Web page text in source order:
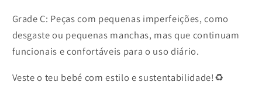
Grade C: Peças com pequenas imperfeições, como
desgaste ou pequenas manchas, mas que continuam
funcionais e confortáveis para o uso diário.
Veste o teu bebé com estilo e sustentabilidade!♻️